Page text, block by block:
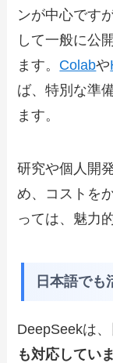
ンが中心です
して一般に公
ます。 Colabや
ば、特別な準
ます。
研究や個人開
め、コストを
っては、魅力
日本語でも
DeepSeekは、
も対応してい